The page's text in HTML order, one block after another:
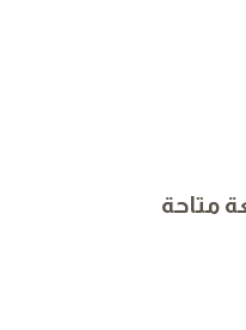
متاحة